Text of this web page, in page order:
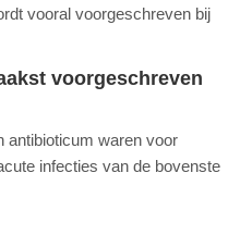
vooral voorgeschreven bij
voorgeschreven
antibioticum waren voor
infecties van de bovenste